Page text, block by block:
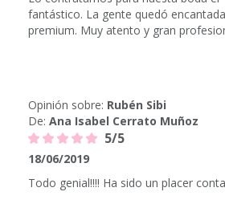
fantástico. La gente quedó
premium. Muy atento y gran
Opinión sobre: Rubén Sibi
De: Ana Isabel Cerrato Muñoz
5/5
18/06/2019
Todo genial!!!! Ha sido un placer